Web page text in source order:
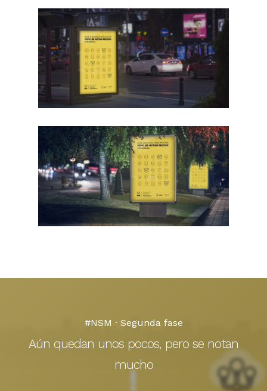
#NSM · Segunda fase
Aún quedan unos pocos, pero se notan
mucho